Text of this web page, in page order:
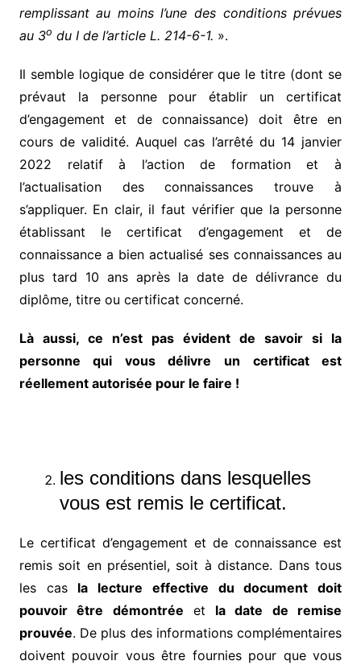
remplissant au moins l’une des conditions prévues
au 3o du I de l’article L. 214-6-1. ».
Il semble logique de considérer que le titre (dont se
prévaut la personne pour établir un certificat
d’engagement et de connaissance) doit être en
cours de validité. Auquel cas l’arrêté du 14 janvier
2022 relatif à l’action de formation et à
l’actualisation des connaissances trouve à
s’appliquer. En clair, il faut vérifier que la personne
établissant le certificat d’engagement et de
connaissance a bien actualisé ses connaissances au
plus tard 10 ans après la date de délivrance du
diplôme, titre ou certificat concerné.
Là aussi, ce n’est pas évident de savoir si la
personne qui vous délivre un certificat est
réellement autorisée pour le faire !
les conditions dans lesquelles
vous est remis le certificat.
Le certificat d’engagement et de connaissance est
remis soit en présentiel, soit à distance. Dans tous
les cas la lecture effective du document doit
pouvoir être démontrée et la date de remise
prouvée. De plus des informations complémentaires
doivent pouvoir vous être fournies pour que vous